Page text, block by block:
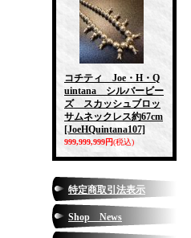
コチティ Joe・H・Q
uintana シルバービー
ズ スカッシュブロッ
サムネックレス約67cm
[JoeHQuintana107]
999,999,999円(税込)
特定商取引法表示
Shop News